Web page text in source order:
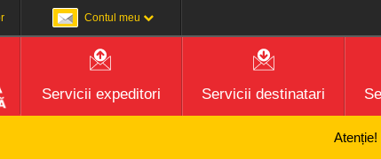
Contul meu
Servicii expeditori Servicii destinatari
Atenție!